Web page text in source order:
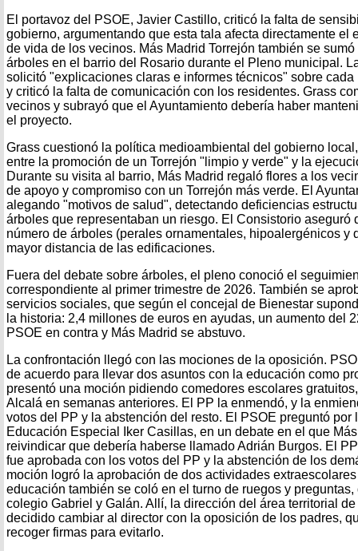
El portavoz del PSOE, Javier Castillo, criticó la falta de
gobierno, argumentando que esta tala afecta directamente el
de vida de los vecinos. Más Madrid Torrejón también se
árboles en el barrio del Rosario durante el Pleno municipal.
solicitó "explicaciones claras e informes técnicos" sobre
y criticó la falta de comunicación con los residentes. Grass
vecinos y subrayó que el Ayuntamiento debería haber
el proyecto.
Grass cuestionó la política medioambiental del gobierno
entre la promoción de un Torrejón "limpio y verde" y la
Durante su visita al barrio, Más Madrid regaló flores a los
de apoyo y compromiso con un Torrejón más verde. El
alegando "motivos de salud", detectando deficiencias
árboles que representaban un riesgo. El Consistorio aseguró
número de árboles (perales ornamentales, hipoalergénicos y
mayor distancia de las edificaciones.
Fuera del debate sobre árboles, el pleno conoció el
correspondiente al primer trimestre de 2026. También se
servicios sociales, que según el concejal de Bienestar
la historia: 2,4 millones de euros en ayudas, un aumento del
PSOE en contra y Más Madrid se abstuvo.
La confrontación llegó con las mociones de la oposición.
de acuerdo para llevar dos asuntos con la educación como
presentó una moción pidiendo comedores escolares
Alcalá en semanas anteriores. El PP la enmendó, y la
votos del PP y la abstención del resto. El PSOE preguntó
Educación Especial Iker Casillas, en un debate en el que
reivindicar que debería haberse llamado Adrián Burgos. El
fue aprobada con los votos del PP y la abstención de los
moción logró la aprobación de dos actividades
educación también se coló en el turno de ruegos y
colegio Gabriel y Galán. Allí, la dirección del área territorial
decidido cambiar al director con la oposición de los padres,
recoger firmas para evitarlo.